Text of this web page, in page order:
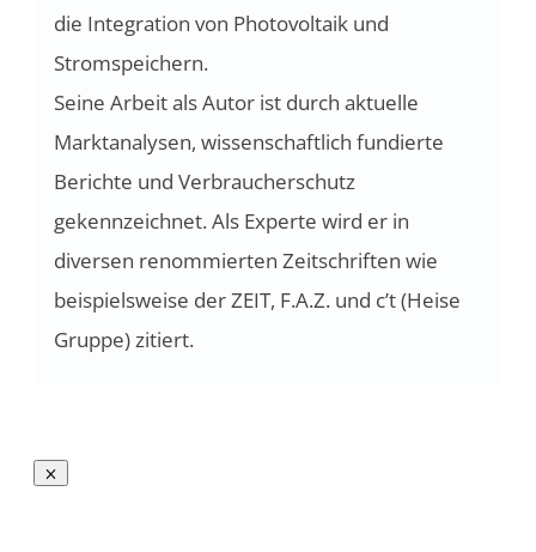
die Integration von Photovoltaik und
Stromspeichern.
Seine Arbeit als Autor ist durch aktuelle
Marktanalysen, wissenschaftlich fundierte
Berichte und Verbraucherschutz
gekennzeichnet. Als Experte wird er in
diversen renommierten Zeitschriften wie
beispielsweise der ZEIT, F.A.Z. und c’t (Heise
Gruppe) zitiert.